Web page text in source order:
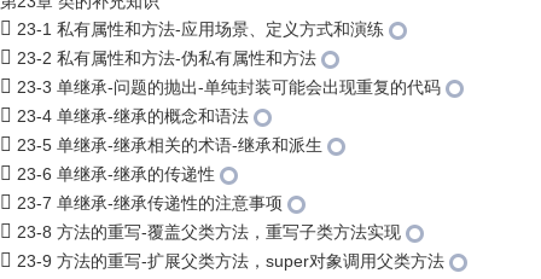
23-1 私有属性和方法-应用场景、定义方式和演练
23-2 私有属性和方法-伪私有属性和方法
23-3 单继承-问题的抛出-单纯封装可能会出现重复的代码
23-4 单继承-继承的概念和语法
23-5 单继承-继承相关的术语-继承和派生
23-6 单继承-继承的传递性
23-7 单继承-继承传递性的注意事项
23-8 方法的重写-覆盖父类方法，重写子类方法实现
23-9 方法的重写-扩展父类方法，super对象调用父类方法